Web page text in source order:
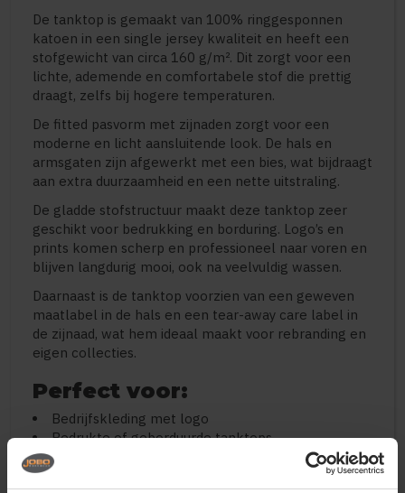
De tanktop is gemaakt van 100% ringgesponnen
katoen in een single jersey kwaliteit en heeft een
stofgewicht van circa 160 g/m². Dit zorgt voor een
lichte, ademende en comfortabele stof die prettig
draagt, zelfs bij hogere temperaturen.
De fitted pasvorm met zijnaden zorgt voor een
moderne en licht aansluitende look. De hals en
armsgaten zijn afgewerkt met een bies, wat bijdraagt
aan extra duurzaamheid en een nette uitstraling.
De gladde stofstructuur maakt deze tanktop zeer
geschikt voor bedrukking en borduring. Logo’s en
prints komen scherp en professioneel naar voren en
blijven langdurig mooi, ook na veelvuldig wassen.
Daarnaast is de tanktop voorzien van een geweven
maatlabel in de hals en een tear-away care label in
de zijnaad, wat hem ideaal maakt voor rebranding en
eigen collecties.
Perfect voor:
Bedrijfskleding met logo
Bedrukte of geborduurde tanktops
Sport en fitness